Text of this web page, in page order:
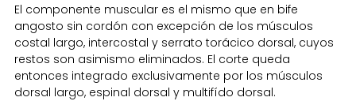
El componente muscular es el mismo que en bife
angosto sin cordón con excepción de los músculos
costal largo, intercostal y serrato torácico dorsal, cuyos
restos son asimismo eliminados. El corte queda
entonces integrado exclusivamente por los músculos
dorsal largo, espinal dorsal y multifído dorsal.